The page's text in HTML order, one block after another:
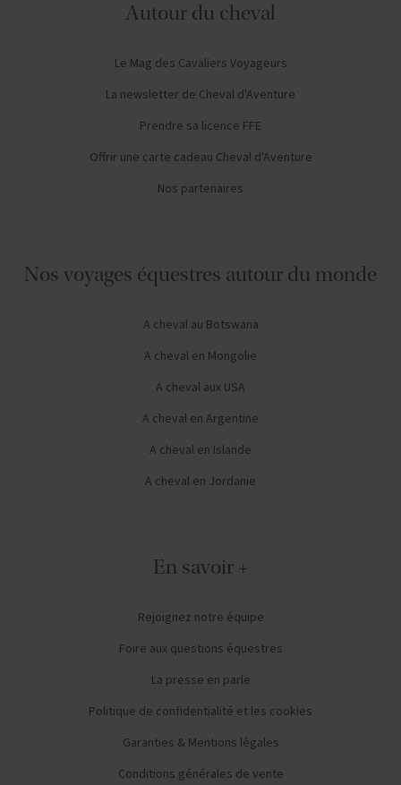
Autour du cheval
Le Mag des Cavaliers Voyageurs
La newsletter de Cheval d'Aventure
Prendre sa licence FFE
Offrir une carte cadeau Cheval d'Aventure
Nos partenaires
Nos voyages équestres autour du monde
A cheval au Botswana
A cheval en Mongolie
A cheval aux USA
A cheval en Argentine
A cheval en Islande
A cheval en Jordanie
En savoir +
Rejoignez notre équipe
Foire aux questions équestres
La presse en parle
Politique de confidentialité et les cookies
Garanties & Mentions légales
Conditions générales de vente